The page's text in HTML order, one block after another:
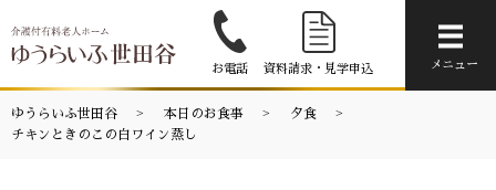
お電話 資料請求・見学申込 メニュー
ゆうらいふ世田谷 本日のお食事
夕食
チキンときのこの白ワイン蒸し